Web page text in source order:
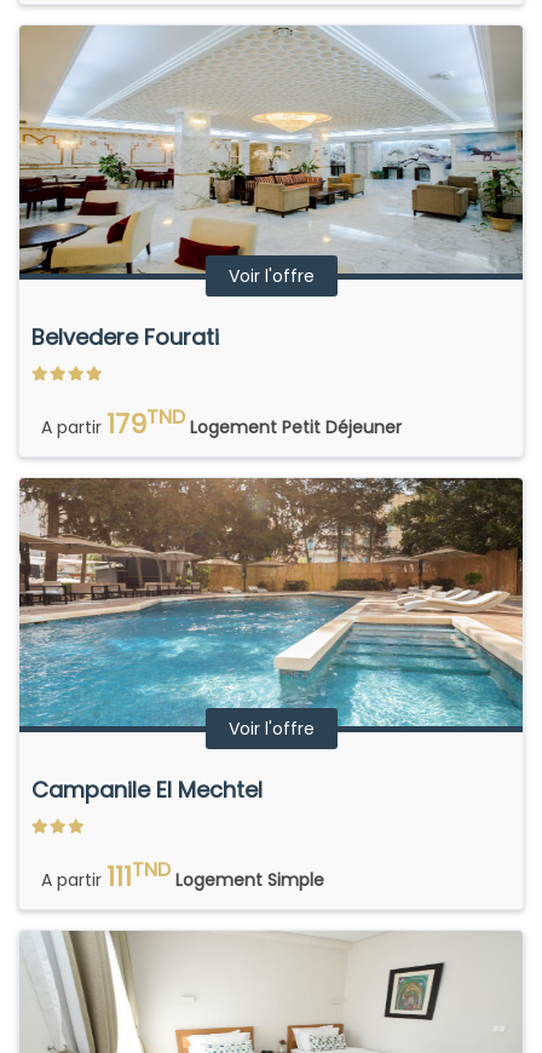
Voir l'offre
Belvedere Fourati
A partir 179TND Logement Petit Déjeuner
Voir l'offre
Campanile El Mechtel
A partir 111TND Logement Simple